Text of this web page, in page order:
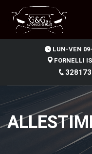
LUN-VEN
FORNELLI